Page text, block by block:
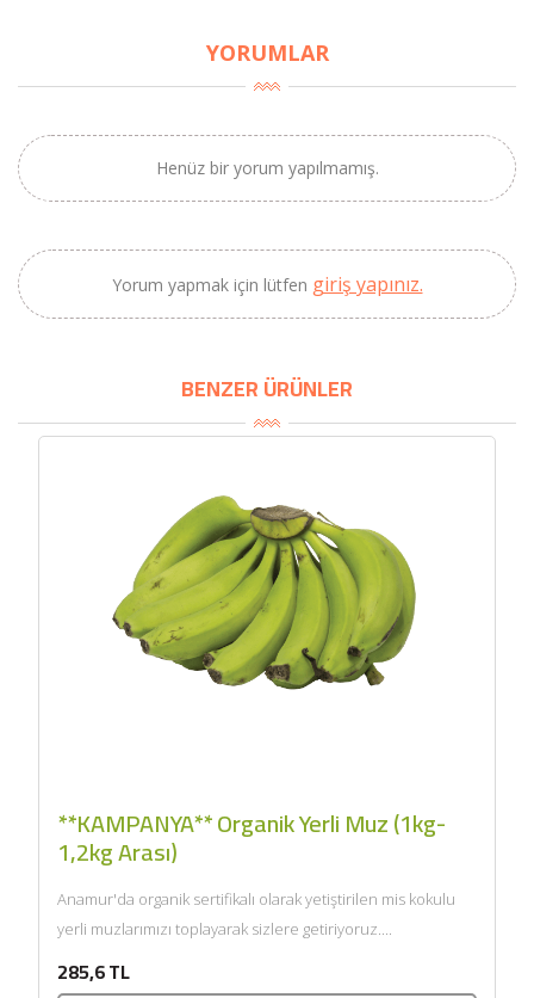
YORUMLAR
Henüz bir yorum yapılmamış.
Yorum yapmak için lütfen giriş yapınız.
BENZER ÜRÜNLER
**KAMPANYA** Organik Yerli Muz (1kg-
1,2kg Arası)
Anamur'da organik sertifikalı olarak yetiştirilen mis kokulu
yerli muzlarımızı toplayarak sizlere getiriyoruz....
285,6 TL
×
2690,00 TL
2071,30 TL
Kaan Olgun Hasat
Naturel Sızma
Sıkım) - Bilgem
Zeytincilik
SEPETE EKLE